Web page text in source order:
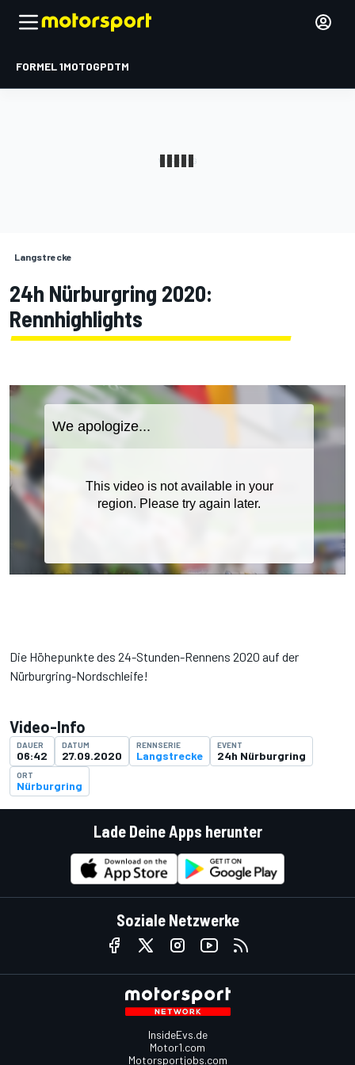
FORMEL 1MOTOGPDTM
Langstrecke
24h Nürburgring 2020:
Rennhighlights
Die Höhepunkte des 24-Stunden-Rennens 2020 auf der
Nürburgring-Nordschleife!
Video-Info
DAUER
06:42
DATUM
27.09.2020
RENNSERIE
Langstrecke
EVENT
24h Nürburgring
ORT
Nürburgring
Lade Deine Apps herunter
Soziale Netzwerke
InsideEvs.de
Motor1.com
Motorsportjobs.com